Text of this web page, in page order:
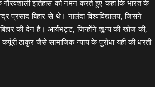
गौरवशाली इतिहास को नमन करते हुए कहा कि भारत के
प्रसाद बिहार से थे। नालंदा विश्वविद्यालय, जिसने
बिहार की देन है। आर्यभट्ट, जिन्होंने शून्य की खोज की,
कर्पूरी ठाकुर जैसे सामाजिक न्याय के पुरोधा यहीं की धरती